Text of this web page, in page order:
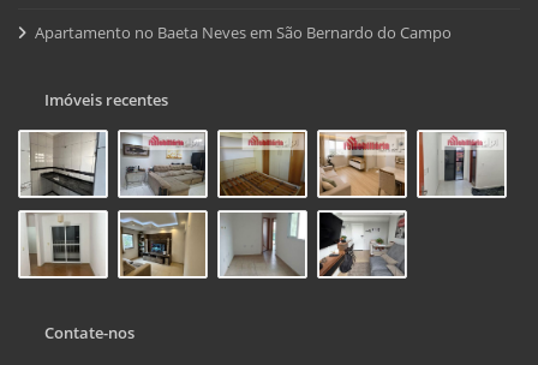
Apartamento no Baeta Neves em São Bernardo do Campo
Imóveis recentes
Contate-nos